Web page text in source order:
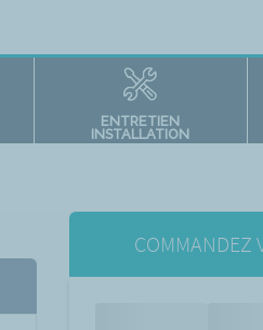
ENTRETIEN
INSTALLATION
COMMANDEZ